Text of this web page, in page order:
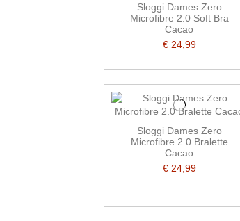
Sloggi Dames Zero
Microfibre 2.0 Soft Bra
Cacao
€ 24,99
Sloggi Dames Zero
Microfibre 2.0 Bralette
Cacao
€ 24,99